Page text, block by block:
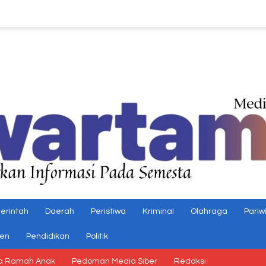
Daerah Peristiwa Kriminal Olahraga
Pendidikan Politik
Ramah Anak Pedoman Media Siber Redaksi